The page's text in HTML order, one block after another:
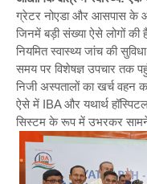
ग्रेटर नोएडा और आसपास के
जिनमें बड़ी संख्या ऐसे लोगों की
नियमित स्वास्थ्य जांच की
समय पर विशेषज्ञ उपचार तक
निजी अस्पतालों का खर्च वहन
ऐसे में IBA और यथार्थ
सिस्टम के रूप में उभरकर